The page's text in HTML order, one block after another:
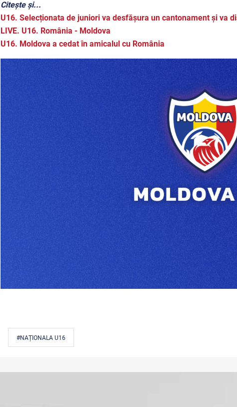
Citește și...
U16. Selecționata de juniori va desfășura un cantonament și va
LIVE. U16. România - Moldova
U16. Moldova a cedat în amicalul cu România
#NAȚIONALA U16